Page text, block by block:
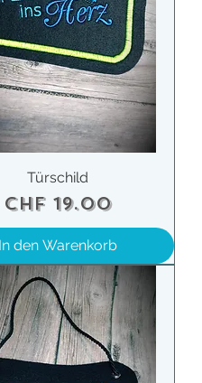
Türschild
Preis
CHF 19.00
In den Warenkorb